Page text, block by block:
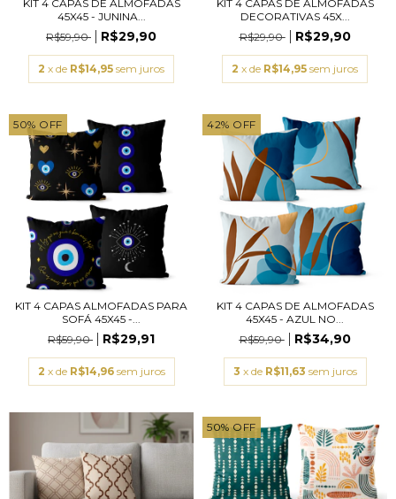
KIT 4 CAPAS DE ALMOFADAS
45X45 - JUNINA...
R$59,90
R$29,90
2 x de R$14,95 sem juros
KIT 4 CAPAS DE ALMOFADAS
DECORATIVAS 45X...
R$29,90
R$29,90
2 x de R$14,95 sem juros
50% OFF
KIT 4 CAPAS ALMOFADAS PARA
SOFÁ 45X45 -...
R$59,90
R$29,91
2 x de R$14,96 sem juros
42% OFF
KIT 4 CAPAS DE ALMOFADAS
45X45 - AZUL NO...
R$59,90
R$34,90
3 x de R$11,63 sem juros
50%OFF